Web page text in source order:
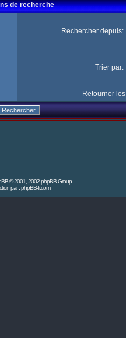
de recherche
Rechercher depuis:
Trier par:
Retourner les
© 2001, 2002 phpBB Group
par :phpBB-fr.com